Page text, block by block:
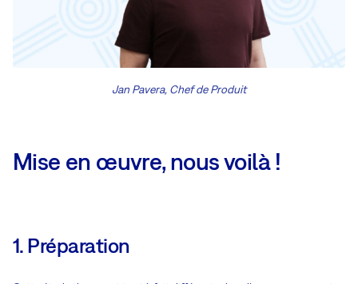
Jan Pavera, Chef de Produit
Mise en œuvre, nous voilà !
1. Préparation